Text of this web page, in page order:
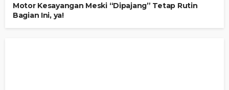
Motor Kesayangan Meski “Dipajang” Tetap Rutin
Bagian Ini, ya!